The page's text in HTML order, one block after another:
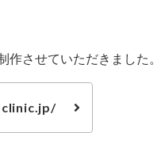
させていただきました。